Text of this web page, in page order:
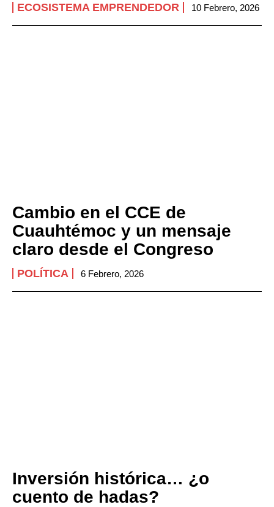
ECOSISTEMA EMPRENDEDOR 10 Febrero, 2026
Cambio en el CCE de
Cuauhtémoc y un mensaje
claro desde el Congreso
POLÍTICA 6 Febrero, 2026
Inversión histórica… ¿o
cuento de hadas?